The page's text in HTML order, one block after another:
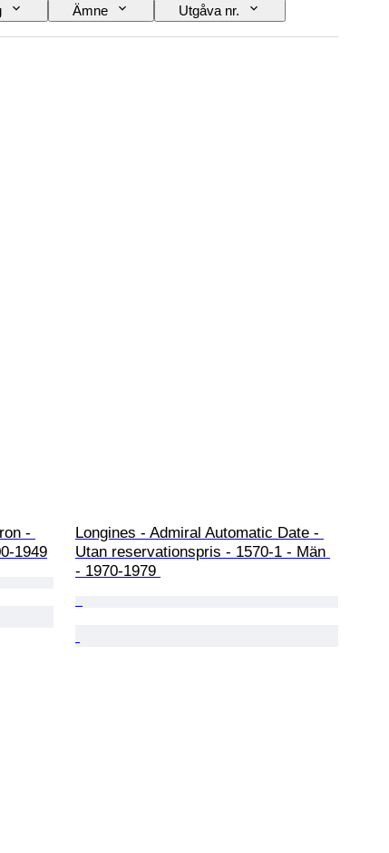
Ämne
Utgåva nr.
Klockljud
Original / kopia
-
1949
Longines - Admiral Automatic Date -
Utan reservationspris - 1570-1 - Män
- 1970-1979